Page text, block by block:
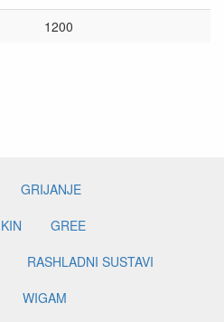
1200
GRIJANJE
GREE
RASHLADNI SUSTAVI
WIGAM